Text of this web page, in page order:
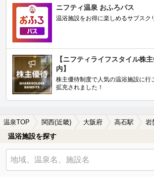
ニフティ温泉 おふろパス
温浴施設をお得に楽しめるサブスク
【ニフティライフスタイル株
内】
株主優待制度で人気の温浴施設に行
拡充されました！
温泉TOP 関西(近畿) 大阪府 高石駅
温浴施設を探す